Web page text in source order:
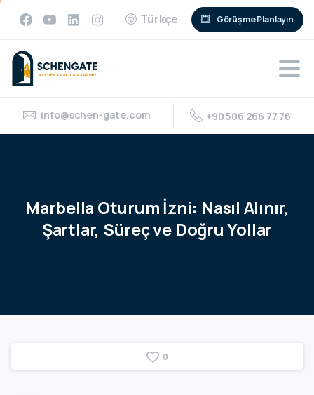
Türkçe Görüşme Planlayın
info@schen-gate.com +90 506 266 77 76
Marbella Oturumİzni: Nasıl Alınır,
Şartlar, Süreçve Doğru Yollar
0